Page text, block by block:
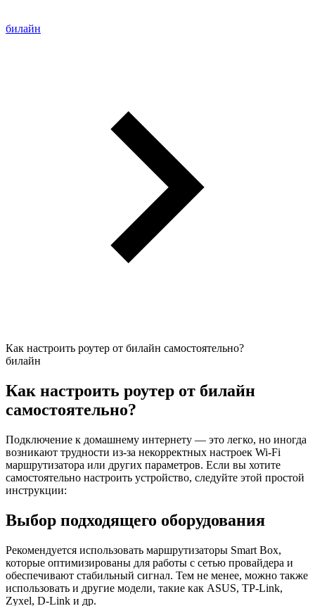
билайн
Как настроить роутер от билайн самостоятельно?
билайн
Как настроить роутер от билайн
самостоятельно?
Подключение к домашнему интернету — это легко, но иногда
возникают трудности из-за некорректных настроек Wi-Fi
маршрутизатора или других параметров. Если вы хотите
самостоятельно настроить устройство, следуйте этой простой
инструкции:
Выбор подходящего оборудования
Рекомендуется использовать маршрутизаторы Smart Box,
которые оптимизированы для работы с сетью провайдера и
обеспечивают стабильный сигнал. Тем не менее, можно также
использовать и другие модели, такие как ASUS, TP-Link,
Zyxel, D-Link и др.